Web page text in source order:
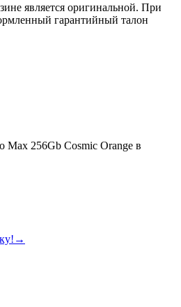
является оригинальной. При
гарантийный талон
Max 256Gb Cosmic Orange в
→